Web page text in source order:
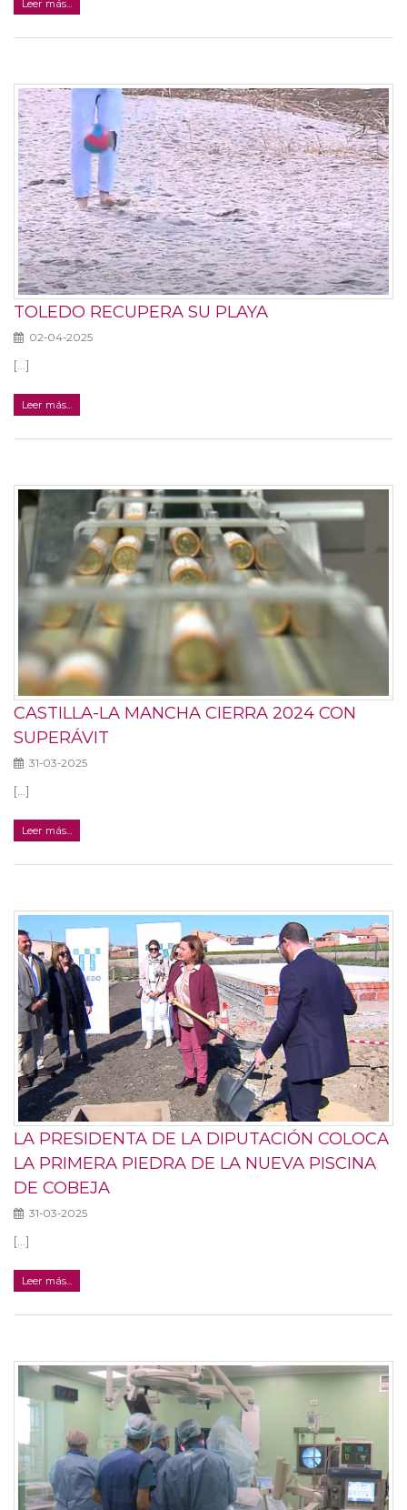
Leer más...
TOLEDO RECUPERA SU PLAYA
02-04-2025
[...]
Leer más...
CASTILLA-LA MANCHA CIERRA 2024 CON
SUPERÁVIT
31-03-2025
[...]
Leer más...
LA PRESIDENTA DE LA DIPUTACIÓN COLOCA
LA PRIMERA PIEDRA DE LA NUEVA PISCINA
DE COBEJA
31-03-2025
[...]
Leer más...